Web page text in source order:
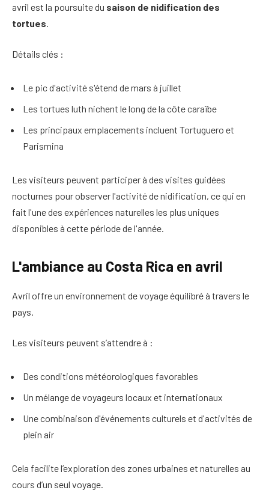
avril est la poursuite du saison de nidification des
tortues
Détails clés :
Le pic d'activité s'étend de mars à juillet
Les tortues luth nichent le long de la côte caraïbe
Les principaux emplacements incluent Tortuguero et
Parismina
Les visiteurs peuvent participer à des visites guidées
nocturnes pour observer l'activité de nidification, ce qui en
fait l'une des expériences naturelles les plus uniques
disponibles à cette période de l'année.
L'ambiance au Costa Rica en avril
Avril offre un environnement de voyage équilibré à travers le
pays.
Les visiteurs peuvent s’attendre à :
Des conditions météorologiques favorables
Un mélange de voyageurs locaux et internationaux
Une combinaison d'événements culturels et d'activités de
plein air
Cela facilite l’exploration des zones urbaines et naturelles au
cours d’un seul voyage.